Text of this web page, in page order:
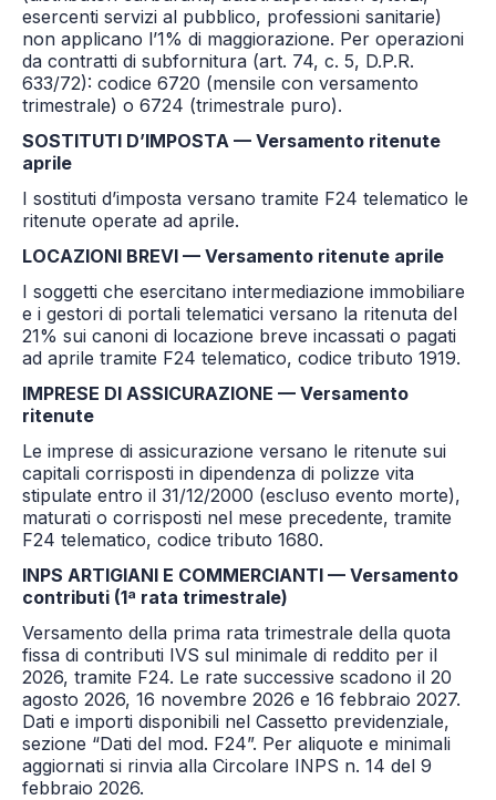
esercenti servizi al pubblico, professioni sanitarie)
non applicano l’1% di maggiorazione. Per operazioni
da contratti di subfornitura (art. 74, c. 5, D.P.R.
633/72): codice 6720 (mensile con versamento
trimestrale) o 6724 (trimestrale puro).
SOSTITUTI D’IMPOSTA — Versamento ritenute
aprile
I sostituti d’imposta versano tramite F24 telematico le
ritenute operate ad aprile.
LOCAZIONI BREVI — Versamento ritenute aprile
I soggetti che esercitano intermediazione immobiliare
e i gestori di portali telematici versano la ritenuta del
21% sui canoni di locazione breve incassati o pagati
ad aprile tramite F24 telematico, codice tributo 1919.
IMPRESE DI ASSICURAZIONE — Versamento
ritenute
Le imprese di assicurazione versano le ritenute sui
capitali corrisposti in dipendenza di polizze vita
stipulate entro il 31/12/2000 (escluso evento morte),
maturati o corrisposti nel mese precedente, tramite
F24 telematico, codice tributo 1680.
INPS ARTIGIANI E COMMERCIANTI — Versamento
contributi (1ª rata trimestrale)
Versamento della prima rata trimestrale della quota
fissa di contributi IVS sul minimale di reddito per il
2026, tramite F24. Le rate successive scadono il 20
agosto 2026, 16 novembre 2026 e 16 febbraio 2027.
Dati e importi disponibili nel Cassetto previdenziale,
sezione “Dati del mod. F24”. Per aliquote e minimali
aggiornati si rinvia alla Circolare INPS n. 14 del 9
febbraio 2026.